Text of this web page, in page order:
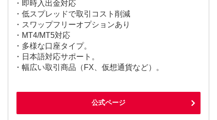
・即時入出金対応
・低スプレッドで取引コスト削減
・スワップフリーオプションあり
・MT4/MT5対応
・多様な口座タイプ。
・日本語対応サポート。
・幅広い取引商品（FX、仮想通貨など）。
公式ページ